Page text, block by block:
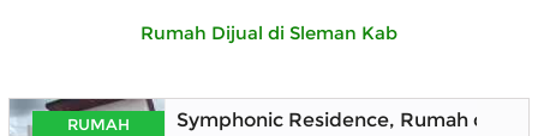
Rumah Dijual di Sleman Kab
RUMAH Symphonic Residence, Rumah dekat